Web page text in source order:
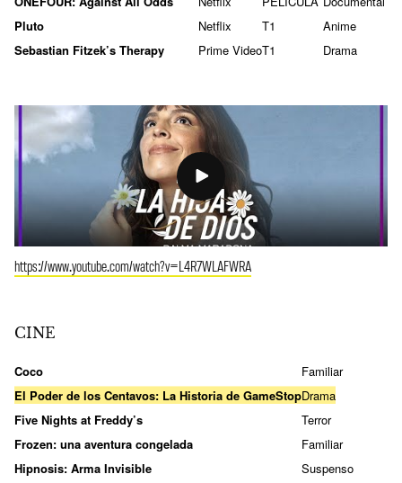
Pluto
Netflix T1
Anime
Sebastian Fitzek’s Therapy
Prime VideoT1 Drama
https://www.youtube.com/watch?v=L4R7WLAFWRA
CINE
Coco
Familiar
El Poder de los Centavos: La Historia de GameStopDrama
Five Nights at Freddy’s
Terror
Frozen: una aventura congelada
Familiar
Hipnosis: Arma Invisible
Suspenso